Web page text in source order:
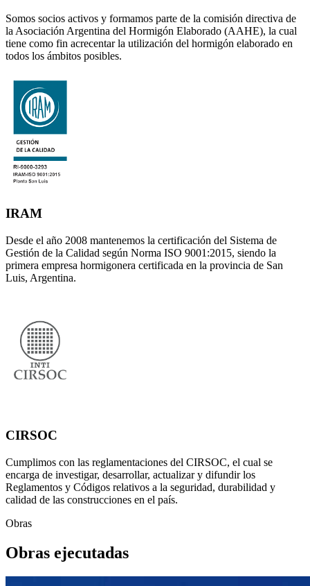
Somos socios activos y formamos parte de la comisión directiva de
la Asociación Argentina del Hormigón Elaborado (AAHE), la cual
tiene como fin acrecentar la utilización del hormigón elaborado en
todos los ámbitos posibles.
IRAM
Desde el año 2008 mantenemos la certificación del Sistema de
Gestión de la Calidad según Norma ISO 9001:2015, siendo la
primera empresa hormigonera certificada en la provincia de San
Luis, Argentina.
CIRSOC
Cumplimos con las reglamentaciones del CIRSOC, el cual se
encarga de investigar, desarrollar, actualizar y difundir los
Reglamentos y Códigos relativos a la seguridad, durabilidad y
calidad de las construcciones en el país.
Obras
Obras ejecutadas